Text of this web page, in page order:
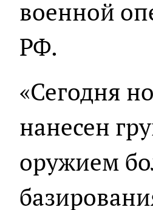
военной
РФ.
«Сегодня
нанесен
оружием